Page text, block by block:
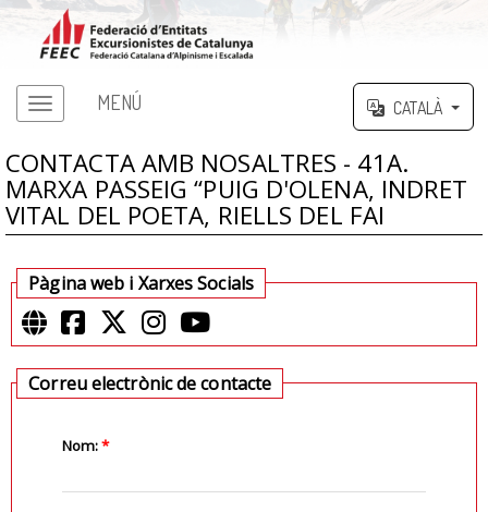
MENÚ CATALÀ
CONTACTA AMB NOSALTRES - 41A.
MARXA PASSEIG “PUIG D'OLENA, INDRET
VITAL DEL POETA, RIELLS DEL FAI
Pàgina web i Xarxes Socials
Correu electrònic de contacte
Nom:*